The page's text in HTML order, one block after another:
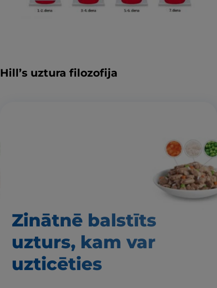
Hill’s uztura filozofija
Zinātnē balstīts
uzturs, kam var
uzticēties